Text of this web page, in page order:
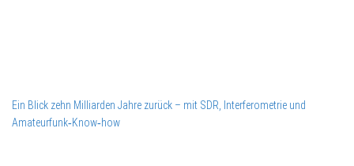
Ein Blick zehn Milliarden Jahre zurück – mit SDR, Interferometrie und
Amateurfunk‑Know‑how